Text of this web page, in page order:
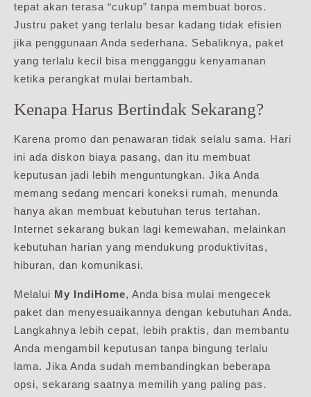
tepat akan terasa “cukup” tanpa membuat boros.
Justru paket yang terlalu besar kadang tidak efisien
jika penggunaan Anda sederhana. Sebaliknya, paket
yang terlalu kecil bisa mengganggu kenyamanan
ketika perangkat mulai bertambah.
Kenapa Harus Bertindak Sekarang?
Karena promo dan penawaran tidak selalu sama. Hari
ini ada diskon biaya pasang, dan itu membuat
keputusan jadi lebih menguntungkan. Jika Anda
memang sedang mencari koneksi rumah, menunda
hanya akan membuat kebutuhan terus tertahan.
Internet sekarang bukan lagi kemewahan, melainkan
kebutuhan harian yang mendukung produktivitas,
hiburan, dan komunikasi.
Melalui My IndiHome, Anda bisa mulai mengecek
paket dan menyesuaikannya dengan kebutuhan Anda.
Langkahnya lebih cepat, lebih praktis, dan membantu
Anda mengambil keputusan tanpa bingung terlalu
lama. Jika Anda sudah membandingkan beberapa
opsi, sekarang saatnya memilih yang paling pas.